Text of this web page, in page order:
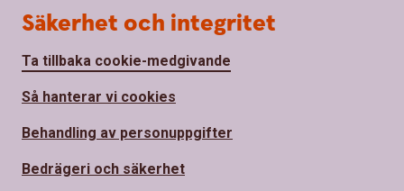
Säkerhet och integritet
Ta tillbaka cookie-medgivande
Så hanterar vi cookies
Behandling av personuppgifter
Bedrägeri och säkerhet